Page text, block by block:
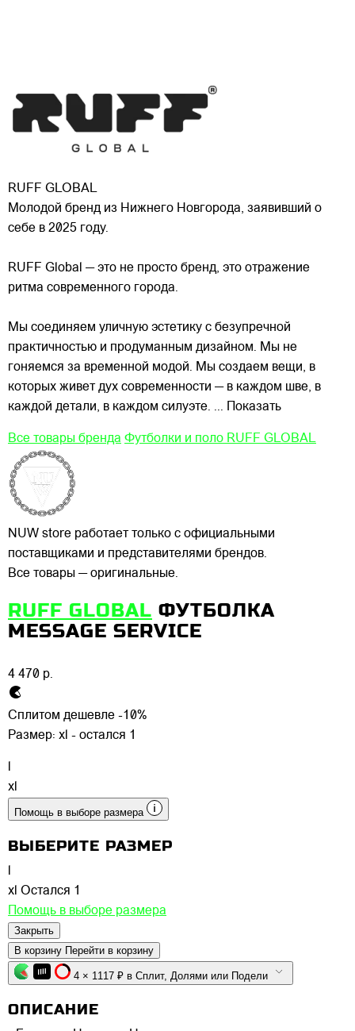
RUFF GLOBAL
Молодой бренд из Нижнего Новгорода, заявивший о
себе в 2025 году.
RUFF Global — это не просто бренд, это отражение
ритма современного города.
Мы соединяем уличную эстетику с безупречной
практичностью и продуманным дизайном. Мы не
гоняемся за временной модой. Мы создаем вещи, в
которых живет дух современности — в каждом шве, в
каждой детали, в каждом силуэте. ... Показать
Все товары бренда Футболки и поло RUFF GLOBAL
NUW store работает только с официальными
поставщиками и представителями брендов.
Все товары — оригинальные.
RUFF GLOBAL ФУТБОЛКА
MESSAGE SERVICE
4 470 р.
Сплитом дешевле -10%
Размер: xl - остался 1
l
xl
Помощь в выборе размера
ВЫБЕРИТЕ РАЗМЕР
xl Остался 1
Помощь в выборе размера
Закрыть
В корзину Перейти в корзину
4 × 1117 ₽ в Сплит, Долями или Подели
ОПИСАНИЕ